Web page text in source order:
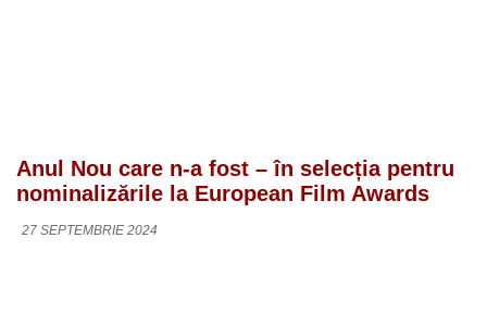
Anul Nou care n-a fost – în selecția pentru
nominalizările la European Film Awards
27 SEPTEMBRIE 2024